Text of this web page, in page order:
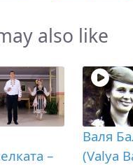
also like
–
Валя
(Valya